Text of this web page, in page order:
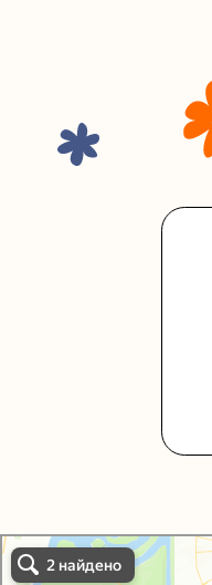
Упаковали Онлайн в Москве
Москва